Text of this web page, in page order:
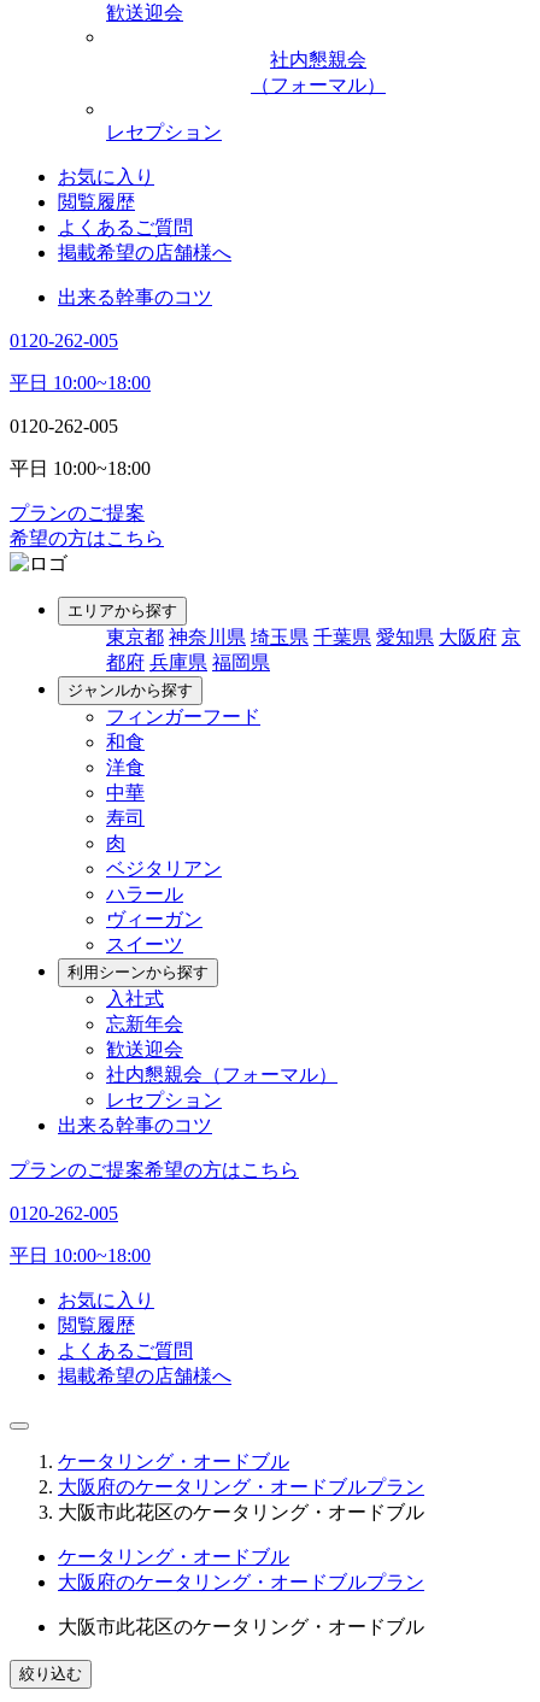
歓送迎会
社内懇親会
（フォーマル）
レセプション
お気に入り
閲覧履歴
よくあるご質問
掲載希望の店舗様へ
出来る幹事のコツ
0120-262-005
平日 10:00~18:00
0120-262-005
平日 10:00~18:00
プランのご提案
希望の方はこちら
エリアから探す
東京都 神奈川県 埼玉県 千葉県 愛知県 大阪府 京
都府 兵庫県 福岡県
ジャンルから探す
フィンガーフード
和食
洋食
中華
寿司
肉
ベジタリアン
ハラール
ヴィーガン
スイーツ
利用シーンから探す
入社式
忘新年会
歓送迎会
社内懇親会（フォーマル）
レセプション
出来る幹事のコツ
プランのご提案希望の方はこちら
0120-262-005
平日 10:00~18:00
お気に入り
閲覧履歴
よくあるご質問
掲載希望の店舗様へ
ケータリング・オードブル
大阪府のケータリング・オードブルプラン
大阪市此花区のケータリング・オードブル
ケータリング・オードブル
大阪府のケータリング・オードブルプラン
大阪市此花区のケータリング・オードブル
絞り込む